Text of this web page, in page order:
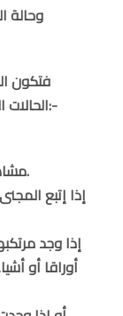
وحالة
الحالات الاتية حصرا ولا قياس على تلك الحالات وهى:-
2- مشاهدة الجريمة عقب إرتكابها ببرهة يسيره.
أوراقا أو